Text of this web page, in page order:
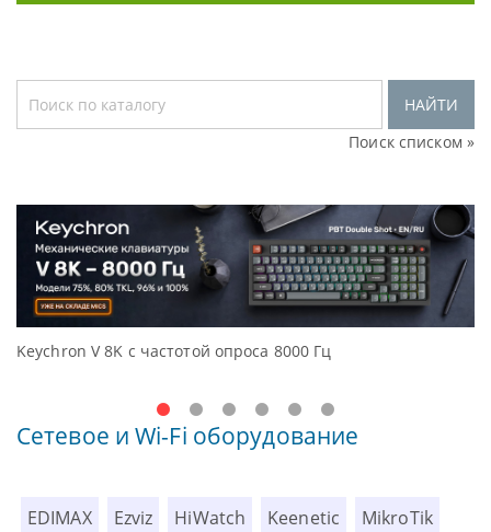
НАЙТИ
Поиск списком »
Keychron V 8K с частотой опроса 8000 Гц
Сетевое и Wi-Fi оборудование
EDIMAX Ezviz HiWatch Keenetic MikroTik